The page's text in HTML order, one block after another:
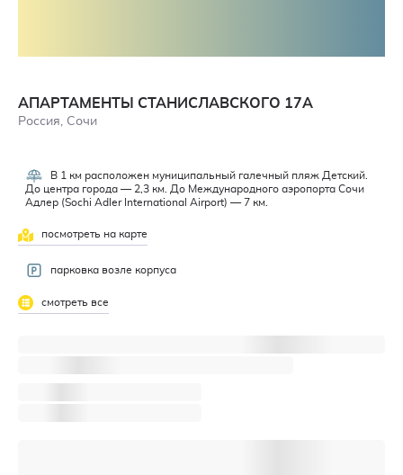
АПАРТАМЕНТЫ СТАНИСЛАВСКОГО 17А
Россия, Сочи
В 1 км расположен муниципальный галечный пляж Детский.
До центра города — 2,3 км. До Международного аэропорта Сочи
Адлер (Sochi Adler International Airport) — 7 км.
посмотреть на карте
парковка возле корпуса
смотреть все